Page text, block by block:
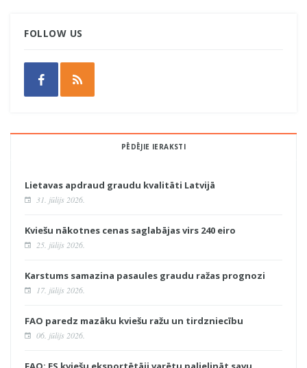
FOLLOW US
PĒDĒJIE IERAKSTI
Lietavas apdraud graudu kvalitāti Latvijā
31. jūlijs 2026.
Kviešu nākotnes cenas saglabājas virs 240 eiro
25. jūlijs 2026.
Karstums samazina pasaules graudu ražas prognozi
17. jūlijs 2026.
FAO paredz mazāku kviešu ražu un tirdzniecību
06. jūlijs 2026.